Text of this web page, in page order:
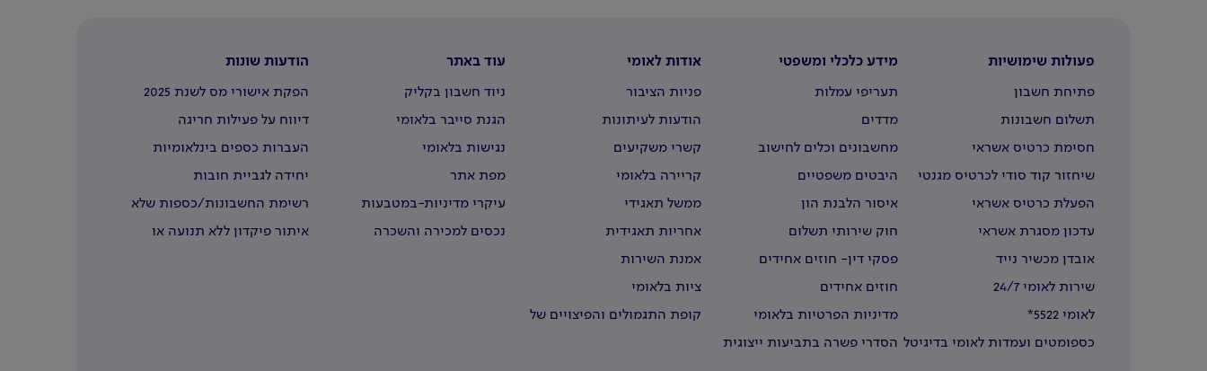
פעולות שימושיות
פתיחת חשבון
תשלום חשבונות
חסימת כרטיס אשראי
שיחזור קוד סודי לכרטיס מגנטי
הפעלת כרטיס אשראי
עדכון מסגרת אשראי
אובדן מכשיר נייד
שירות לאומי 24/7
לאומי 5522*
כספומטים ועמדות לאומי בדיגיטל
מידע כלכלי ומשפטי
תעריפי עמלות
מדדים
מחשבונים וכלים לחישוב
היבטים משפטיים
איסור הלבנת הון
חוק שירותי תשלום
פסקי דין- חוזים אחידים
חוזים אחידים
מדיניות הפרטיות בלאומי
הסדרי פשרה בתביעות ייצוגית
אודות לאומי
פניות הציבור
הודעות לעיתונות
קשרי משקיעים
קריירה בלאומי
ממשל תאגידי
אחריות תאגידית
אמנת השירות
ציות בלאומי
קופת התגמולים והפיצויים של
עוד באתר
ניוד חשבון בקליק
הגנת סייבר בלאומי
נגישות בלאומי
מפת אתר
עיקרי מדיניות-במטבעות
נכסים למכירה והשכרה
הודעות שונות
הפקת אישורי מס לשנת 2025
דיווח על פעילות חריגה
העברות כספים בינלאומיות
יחידה לגביית חובות
רשימת החשבונות/כספות שלא
איתור פיקדון ללא תנועה או